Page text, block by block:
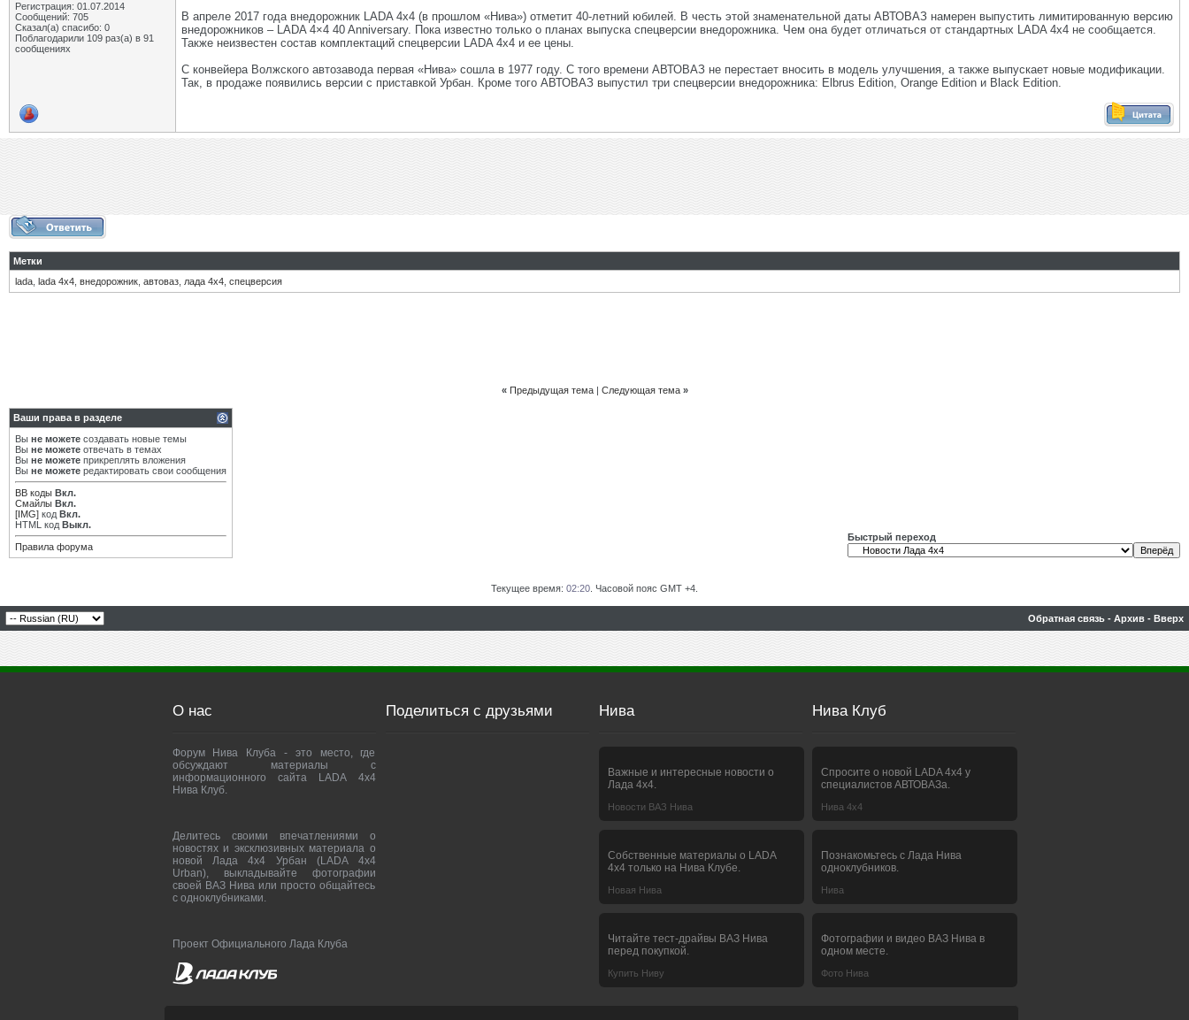
Регистрация: 01.07.2014
Сообщений: 705
Сказал(а) спасибо: 0
Поблагодарили 109 раз(а) в 91
сообщениях
В апреле 2017 года внедорожник LADA 4х4 (в прошлом «Нива») отметит 40-летний юбилей. В честь этой знаменательной даты АВТОВАЗ намерен выпустить лимитированную версию
внедорожников – LADA 4×4 40 Anniversary. Пока известно только о планах выпуска спецверсии внедорожника. Чем она будет отличаться от стандартных LADA 4х4 не сообщается.
Также неизвестен состав комплектаций спецверсии LADA 4х4 и ее цены.
С конвейера Волжского автозавода первая «Нива» сошла в 1977 году. С того времени АВТОВАЗ не перестает вносить в модель улучшения, а также выпускает новые модификации.
Так, в продаже появились версии с приставкой Урбан. Кроме того АВТОВАЗ выпустил три спецверсии внедорожника: Elbrus Edition, Orange Edition и Black Edition.
Метки
lada lada 4х4 внедорожник автоваз лада 4х4 спецверсия
« Предыдущая тема| Следующая тема »
Ваши права в разделе
Вы не можете создавать новые темы
Вы не можете отвечать в темах
Вы не можете прикреплять вложения
Вы не можете редактировать свои сообщения
BB коды Вкл.
Смайлы Вкл.
[IMG] код Вкл.
HTML код Выкл.
Правила форума
Быстрый переход
Текущее время: 02:20 . Часовой пояс GMT +4.
Обратная связь - Архив - Вверх
О нас
Форум Нива Клуба - это место, где
обсуждают материалы с
информационного сайта LADA 4x4
Нива Клуб.
Делитесь своими впечатлениями о
новостях и эксклюзивных материала о
новой Лада 4х4 Урбан (LADA 4x4
Urban), выкладывайте фотографии
своей ВАЗ Нива или просто общайтесь
с одноклубниками.
Проект Официального Лада Клуба
Поделиться с друзьями Нива
Важные и интересные новости о
Лада 4х4.
Новости ВАЗ Нива
Собственные материалы о LADA
4x4 только на Нива Клубе.
Новая Нива
Читайте тест-драйвы ВАЗ Нива
перед покупкой.
Купить Ниву
Нива Клуб
Спросите о новой LADA 4x4 у
специалистов АВТОВАЗа.
Нива 4х4
Познакомьтесь с Лада Нива
одноклубников.
Нива
Фотографии и видео ВАЗ Нива в
одном месте.
Фото Нива